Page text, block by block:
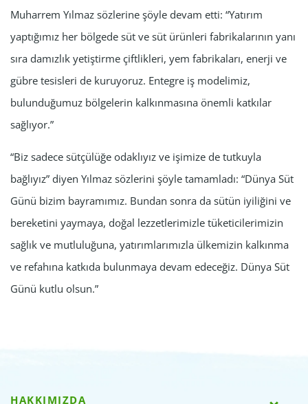
Muharrem Yılmaz sözlerine şöyle devam etti: “Yatırım
yaptığımız her bölgede süt ve süt ürünleri fabrikalarının yanı
sıra damızlık yetiştirme çiftlikleri, yem fabrikaları, enerji ve
gübre tesisleri de kuruyoruz. Entegre iş modelimiz,
bulunduğumuz bölgelerin kalkınmasına önemli katkılar
sağlıyor.”
“Biz sadece sütçülüğe odaklıyız ve işimize de tutkuyla
bağlıyız” diyen Yılmaz sözlerini şöyle tamamladı: “Dünya Süt
Günü bizim bayramımız. Bundan sonra da sütün iyiliğini ve
bereketini yaymaya, doğal lezzetlerimizle tüketicilerimizin
sağlık ve mutluluğuna, yatırımlarımızla ülkemizin kalkınma
ve refahına katkıda bulunmaya devam edeceğiz. Dünya Süt
Günü kutlu olsun.”
HAKKIMIZDA